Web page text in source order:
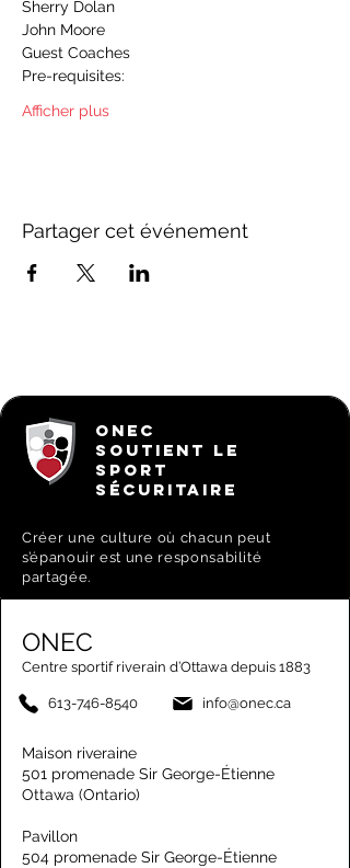
Sherry Dolan
John Moore
Guest Coaches
Pre-requisites:
Afficher plus
Partager cet événement
ONEC
SOUTIENT LE
SPORT
SÉCURITAIRE
Créer une culture où chacun peut
s’épanouir est une responsabilité
partagée.
ONEC
Centre sportif riverain d’Ottawa depuis 1883
613-746-8540 info@onec.ca
Maison riveraine
501 promenade Sir George-Étienne
Ottawa (Ontario)
Pavillon
504 promenade Sir George-Étienne